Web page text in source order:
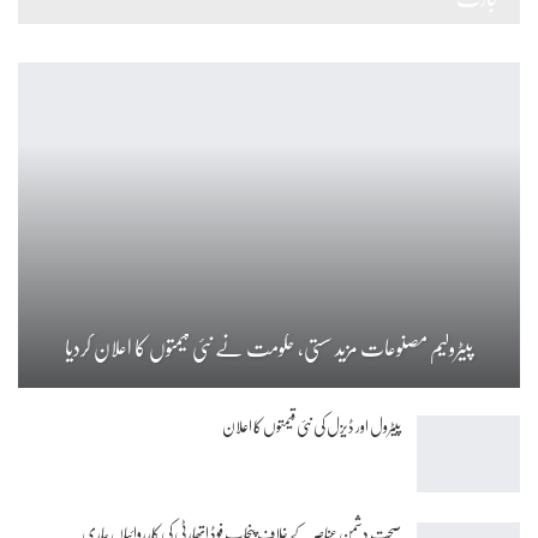
پیٹرولیم مصنوعات مزید سستی، حکومت نے نئی قیمتوں کا اعلان کردیا
پیٹرول اور ڈیزل کی نئی قیمتوں کا اعلان
صحت دشمن عناصر کے خلاف پنجاب فوڈ اتھارٹی کی کارروائیاں جاری